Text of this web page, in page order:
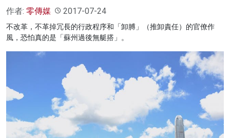
作者: 零傳媒 2017-07-24
不改革，不革掉冗長的行政程序和「卸膊」（推卸責任）的官僚作
風，恐怕真的是「蘇州過後無艇搭」。